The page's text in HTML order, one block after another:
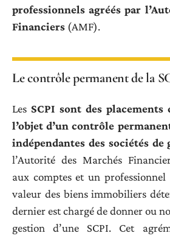
professionnels agréés par
Financiers (AMF).
Le contrôle permanent de la
Les SCPI sont des
l’objet d’un contrôle
indépendantes des sociétés de
l’Autorité des Marchés
aux comptes et un professionnel
valeur des biens immobiliers
dernier est chargé de donner ou
gestion d’une SCPI. Cet